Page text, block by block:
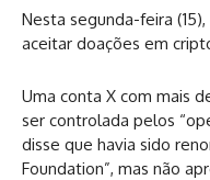
Nesta segunda-feira
aceitar doações em
Uma conta X com mais
ser controlada pelos
disse que havia sido
Foundation”, mas não